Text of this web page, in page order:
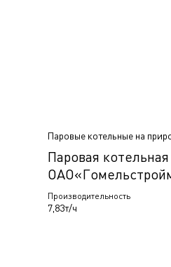
Паровые котельные на
Паровая
Гомель, Беларусь
Производительность
7,83т/ч